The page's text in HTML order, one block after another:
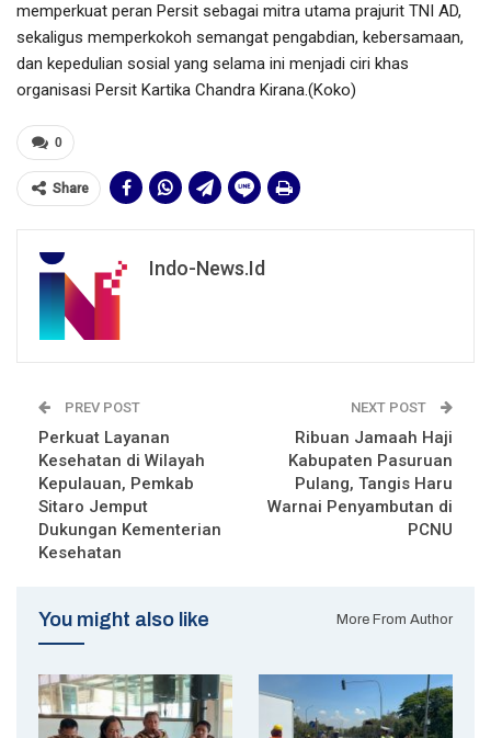
memperkuat peran Persit sebagai mitra utama prajurit TNI AD,
sekaligus memperkokoh semangat pengabdian, kebersamaan,
dan kepedulian sosial yang selama ini menjadi ciri khas
organisasi Persit Kartika Chandra Kirana.(Koko)
0
Share
Indo-News.id
PREV POST
Perkuat Layanan
Kesehatan di Wilayah
Kepulauan, Pemkab
Sitaro Jemput
Dukungan Kementerian
Kesehatan
NEXT POST
Ribuan Jamaah Haji
Kabupaten Pasuruan
Pulang, Tangis Haru
Warnai Penyambutan di
PCNU
You might also like More From Author